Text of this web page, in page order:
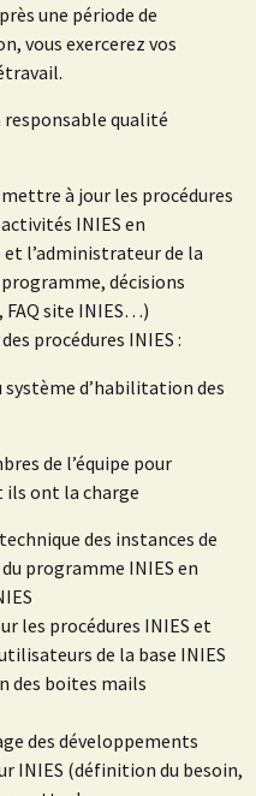
une période de
vous exercerez vos
responsable qualité
à jour les procédures
INIES en
l’administrateur de la
décisions
FAQ site INIES…)
procédures INIES :
d’habilitation des
de l’équipe pour
ils ont la charge
des instances de
programme INIES en
les procédures INIES et
de la base INIES
des boites mails
des développements
INIES (définition du besoin,